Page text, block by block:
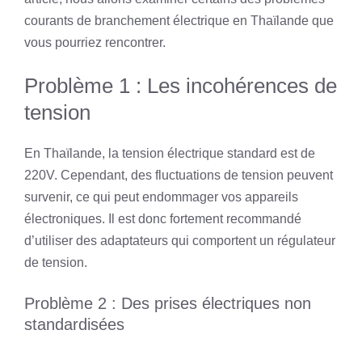
courants de branchement électrique en Thaïlande que
vous pourriez rencontrer.
Problème 1 : Les incohérences de
tension
En Thaïlande, la tension électrique standard est de
220V. Cependant, des fluctuations de tension peuvent
survenir, ce qui peut endommager vos appareils
électroniques. Il est donc fortement recommandé
d’utiliser des adaptateurs qui comportent un régulateur
de tension.
Problème 2 : Des prises électriques non
standardisées